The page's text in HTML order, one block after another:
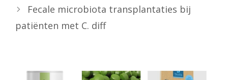
Fecale microbiota transplantaties bij
patiënten met C. diff